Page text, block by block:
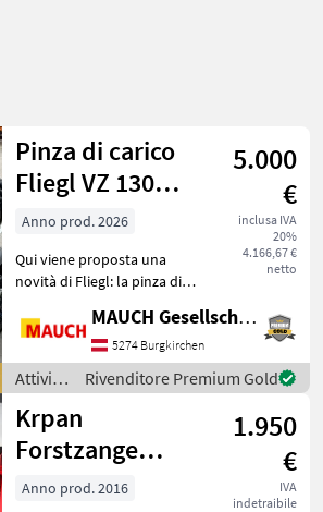
Pinza di carico
Fliegl VZ 130
Combi - Cut
5.000
€
inclusa IVA
20%
4.166,67 €
netto
Anno prod. 2026
Qui viene proposta una
novità di Fliegl: la pinza di
con gruppo di raccolta e
attacchi Euro e a tre punti.
Sono necessari 3
distributori id
MAUCH Gesellschaft m.b.H. & Co.KG
5274 Burgkirchen
Attività
forestali
e
lavorazione
del
legno /
Rivenditore Premium Gold
Krpan
Forstzange
KL2200
1.950
€
IVA
indetraibile
Anno prod. 2016